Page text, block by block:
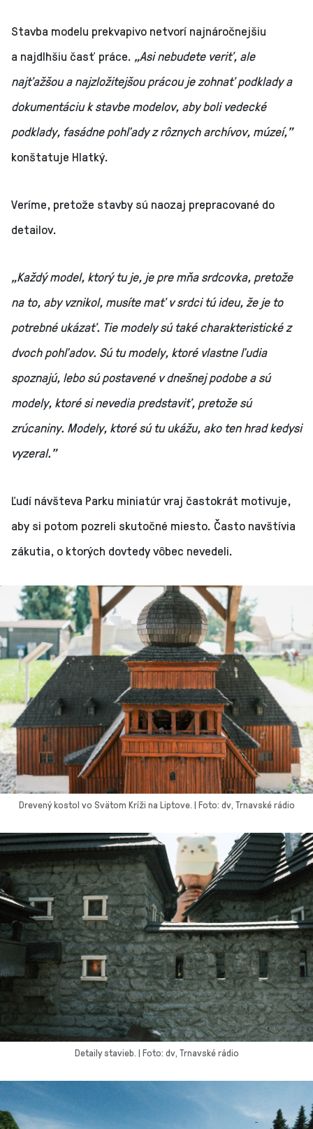
Stavba modelu prekvapivo netvorí najnáročnejšiu
a najdlhšiu časť práce. „Asi nebudete veriť, ale
najťažšou a najzložitejšou prácou je zohnať podklady a
dokumentáciu k stavbe modelov, aby boli vedecké
podklady, fasádne pohľady z rôznych archívov, múzeí,”
konštatuje Hlatký.
Veríme, pretože stavby sú naozaj prepracované do
detailov.
„Každý model, ktorý tu je, je pre mňa srdcovka, pretože
na to, aby vznikol, musíte mať v srdci tú ideu, že je to
potrebné ukázať. Tie modely sú také charakteristické z
dvoch pohľadov. Sú tu modely, ktoré vlastne ľudia
spoznajú, lebo sú postavené v dnešnej podobe a sú
modely, ktoré si nevedia predstaviť, pretože sú
zrúcaniny. Modely, ktoré sú tu ukážu, ako ten hrad kedysi
vyzeral.”
Ľudí návšteva Parku miniatúr vraj častokrát motivuje,
aby si potom pozreli skutočné miesto. Často navštívia
zákutia, o ktorých dovtedy vôbec nevedeli.
Drevený kostol vo Svätom Kríži na Liptove. | Foto: dv, Trnavské rádio
Detaily stavieb. | Foto: dv, Trnavské rádio